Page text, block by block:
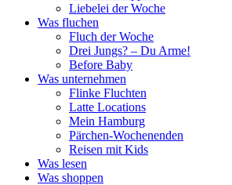
Liebelei der Woche
Was fluchen
Fluch der Woche
Drei Jungs? – Du Arme!
Before Baby
Was unternehmen
Flinke Fluchten
Latte Locations
Mein Hamburg
Pärchen-Wochenenden
Reisen mit Kids
Was lesen
Was shoppen